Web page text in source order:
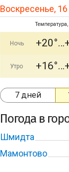
Воскресенье, 16
Температура,
Ночь +20°
Утро +16°
7 дней
Погода в
Шмидта
Мамонтово